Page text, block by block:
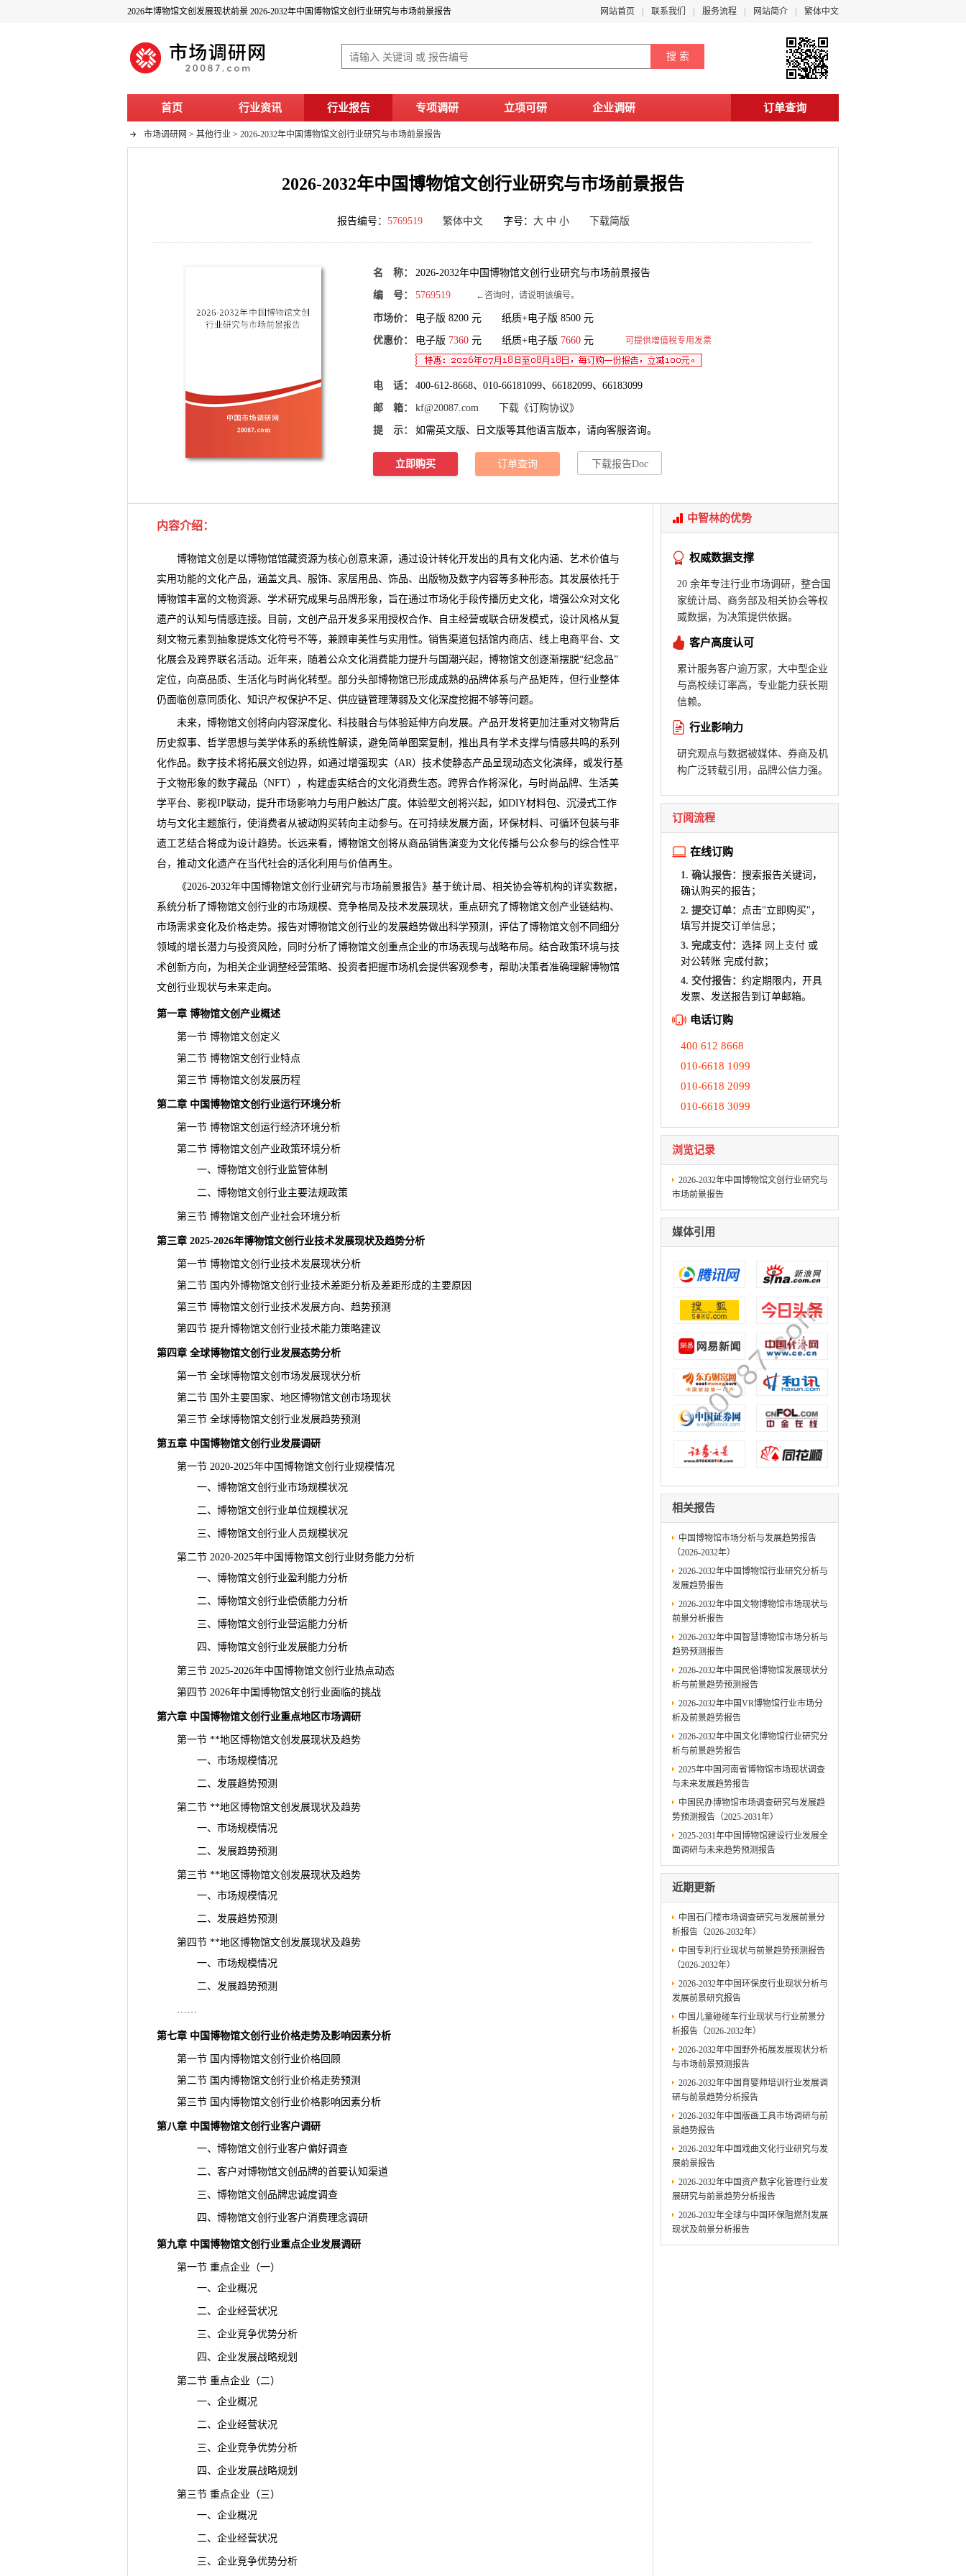
2026年博物馆文创发展现状前景 2026-2032年中国博物馆文创行业研究与市场前景报告 网站首页 联系我们 服务流程 网站简介 繁体中文
首页 行业资讯 行业报告 专项调研 立项可研 企业调研 订单查询
市场调研网 > 其他行业 > 2026-2032年中国博物馆文创行业研究与市场前景报告
2026-2032年中国博物馆文创行业研究与市场前景报告
报告编号： 5769519 繁体中文字号： 大 中 小 下载简版
名 称： 2026-2032年中国博物馆文创行业研究与市场前景报告
编 号： 5769519 ←咨询时，请说明该编号。
市场价： 电子版 8200 元 纸质+电子版 8500 元
优惠价： 电子版 7360 元 纸质+电子版 7660 元 可提供增值税专用发票
电 话： 400-612-8668、010-66181099、66182099、66183099
邮 箱： kf@20087.com 下载《订购协议》
提 示： 如需英文版、日文版等其他语言版本，请向客服咨询。
立即购买 订单查询 下载报告Doc
内容介绍：
博物馆文创是以博物馆馆藏资源为核心创意来源，通过设计转化开发出的具有文化内涵、艺术价值与
实用功能的文化产品，涵盖文具、服饰、家居用品、饰品、出版物及数字内容等多种形态。其发展依托于
博物馆丰富的文物资源、学术研究成果与品牌形象，旨在通过市场化手段传播历史文化，增强公众对文化
遗产的认知与情感连接。目前，文创产品开发多采用授权合作、自主经营或联合研发模式，设计风格从复
刻文物元素到抽象提炼文化符号不等，兼顾审美性与实用性。销售渠道包括馆内商店、线上电商平台、文
化展会及跨界联名活动。近年来，随着公众文化消费能力提升与国潮兴起， 博物馆文创 逐渐摆脱“纪念品”
定位，向高品质、生活化与时尚化转型。部分头部博物馆已形成成熟的品牌体系与产品矩阵，但行业整体
仍面临创意同质化、知识产权保护不足、供应链管理薄弱及文化深度挖掘不够等问题。
未来，博物馆文创将向内容深度化、科技融合与体验延伸方向发展。产品开发将更加注重对文物背后
历史叙事、哲学思想与美学体系的系统性解读，避免简单图案复制，推出具有学术支撑与情感共鸣的系列
化作品。数字技术将拓展文创边界，如通过增强现实（AR）技术使静态产品呈现动态文化演绎，或发行基
于文物形象的数字藏品（NFT），构建虚实结合的文化消费生态。跨界合作将深化，与时尚品牌、生活美
学平台、影视IP联动，提升市场影响力与用户触达广度。体验型文创将兴起，如DIY材料包、沉浸式工作
坊与文化主题旅行，使消费者从被动购买转向主动参与。在可持续发展方面，环保材料、可循环包装与非
遗工艺结合将成为设计趋势。长远来看， 博物馆文创 将从商品销售演变为文化传播与公众参与的综合性平
台，推动文化遗产在当代社会的活化利用与价值再生。
《2026-2032年中国博物馆文创行业研究与市场前景报告》基于统计局、相关协会等机构的详实数据，
系统分析了博物馆文创行业的市场规模、竞争格局及技术发展现状，重点研究了博物馆文创 产业链结构、
市场需求变化及价格走势。报告对博物馆文创行业的发展趋势做出科学预测 ，评估了博物馆文创不同细分
领域的增长潜力与投资风险，同时分析了博物馆文创重点企业的市场表现与战略布局。结合政策环境与技
术创新方向，为相关企业调整经营策略、投资者把握市场机会提供客观参考，帮助决策者准确理解博物馆
文创行业现状与未来走向。
第一章 博物馆文创产业概述
第一节 博物馆文创定义
第二节 博物馆文创行业特点
第三节 博物馆文创发展历程
第二章 中国博物馆文创行业运行环境分析
第一节 博物馆文创运行经济环境分析
第二节 博物馆文创产业政策环境分析
一、博物馆文创行业监管体制
二、博物馆文创行业主要法规政策
第三节 博物馆文创产业社会环境分析
第三章 2025-2026年博物馆文创行业技术发展现状及趋势分析
第一节 博物馆文创行业技术发展现状分析
第二节 国内外博物馆文创行业技术差距分析及差距形成的主要原因
第三节 博物馆文创行业技术发展方向、趋势预测
第四节 提升博物馆文创行业技术能力策略建议
第四章 全球博物馆文创行业发展态势分析
第一节 全球博物馆文创市场发展现状分析
第二节 国外主要国家、地区博物馆文创市场现状
第三节 全球博物馆文创行业发展趋势预测
第五章 中国博物馆文创行业发展调研
第一节 2020-2025年中国博物馆文创行业规模情况
一、博物馆文创行业市场规模状况
二、博物馆文创行业单位规模状况
三、博物馆文创行业人员规模状况
第二节 2020-2025年中国博物馆文创行业财务能力分析
一、博物馆文创行业盈利能力分析
二、博物馆文创行业偿债能力分析
三、博物馆文创行业营运能力分析
四、博物馆文创行业发展能力分析
第三节 2025-2026年中国博物馆文创行业热点动态
第四节 2026年中国博物馆文创行业面临的挑战
第六章 中国博物馆文创行业重点地区市场调研
第一节 **地区博物馆文创发展现状及趋势
一、市场规模情况
二、发展趋势预测
第二节 **地区博物馆文创发展现状及趋势
一、市场规模情况
二、发展趋势预测
第三节 **地区博物馆文创发展现状及趋势
一、市场规模情况
二、发展趋势预测
第四节 **地区博物馆文创发展现状及趋势
一、市场规模情况
二、 发展趋势预测
……
第七章 中国博物馆文创行业价格走势及影响因素分析
第一节 国内博物馆文创行业价格回顾
第二节 国内博物馆文创行业价格走势预测
第三节 国内博物馆文创行业价格影响因素分析
第八章 中国博物馆文创行业客户调研
一、博物馆文创行业客户偏好调查
二、客户对博物馆文创品牌的首要认知渠道
三、博物馆文创品牌忠诚度调查
四、博物馆文创行业客户消费理念调研
第九章 中国博物馆文创 行业重点企业发展调研
第一节 重点企业（一）
一、企业概况
二、企业经营状况
三、企业竞争优势分析
四、企业发展战略规划
第二节 重点企业（二）
一、企业概况
二、企业经营状况
三、企业竞争优势分析
四、企业发展战略规划
第三节 重点企业（三）
一、企业概况
二、企业经营状况
三、企业竞争优势分析
中智林的优势
权威数据支撑
20 余年专注行业市场调研，整合国
家统计局、商务部及相关协会等权
威数据，为决策提供依据。
客户高度认可
累计服务客户逾万家，大中型企业
与高校续订率高，专业能力获长期
信赖。
行业影响力
研究观点与数据被媒体、券商及机
构广泛转载引用，品牌公信力强。
订阅流程
在线订购
1. 确认报告： 搜索报告关键词，
确认购买的报告；
2. 提交订单： 点击"立即购买"，
填写并提交订单信息 ；
3. 完成支付： 选择 网上支付 或
对公转账 完成付款；
4. 交付报告： 约定期限内，开具
发票、发送报告到订单邮箱。
电话订购
400 612 8668
010-6618 1099
010-6618 2099
010-6618 3099
浏览记录
2026-2032年中国博物馆文创行业研究与
市场前景报告
媒体引用
相关报告
中国博物馆市场分析与发展趋势报告
（2026-2032年）
2026-2032年中国博物馆行业研究分析与
发展趋势报告
2026-2032年中国文物博物馆市场现状与
前景分析报告
2026-2032年中国智慧博物馆市场分析与
趋势预测报告
2026-2032年中国民俗博物馆发展现状分
析与前景趋势预测报告
2026-2032年中国VR博物馆行业市场分
析及前景趋势报告
2026-2032年中国文化博物馆行业研究分
析与前景趋势报告
2025年中国河南省博物馆市场现状调查
与未来发展趋势报告
中国民办博物馆市场调查研究与发展趋
势预测报告（2025-2031年）
2025-2031年中国博物馆建设行业发展全
面调研与未来趋势预测报告
近期更新
中国石门楼市场调查研究与发展前景分
析报告（2026-2032年）
中国专利行业现状与前景趋势预测报告
（2026-2032年）
2026-2032年中国环保皮行业现状分析与
发展前景研究报告
中国儿童碰碰车行业现状与行业前景分
析报告（2026-2032年）
2026-2032年中国野外拓展发展现状分析
与市场前景预测报告
2026-2032年中国育婴师培训行业发展调
研与前景趋势分析报告
2026-2032年中国版画工具市场调研与前
景趋势报告
2026-2032年中国戏曲文化行业研究与发
展前景报告
2026-2032年中国资产数字化管理行业发
展研究与前景趋势分析报告
2026-2032年全球与中国环保阻燃剂发展
现状及前景分析报告